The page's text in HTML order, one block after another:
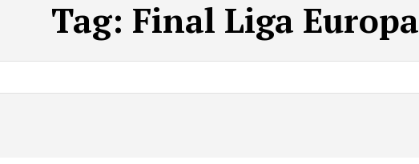
Tag: Final Liga Europa